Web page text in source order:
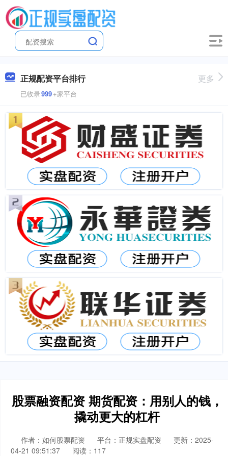
正规配资平台排行
已收录999+家平台
更多
股票融资配资 期货配资：用别人的钱，
撬动更大的杠杆
作者：如何股票配资 平台：正规实盘配资
更新：2025-
04-21 09:51:37
阅读：117